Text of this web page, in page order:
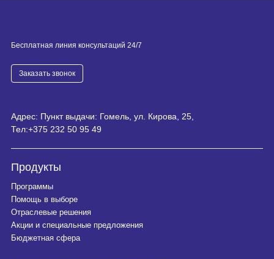
Бесплатная линия консультаций 24/7
Заказать звонок
Адрес: Пункт выдачи: Гомель, ул. Кирова, 25,
Тел:+375 232 50 95 49
Продукты
Программы
Помощь в выборе
Отраслевые решения
Акции и специальные предложения
Бюджетная сфера